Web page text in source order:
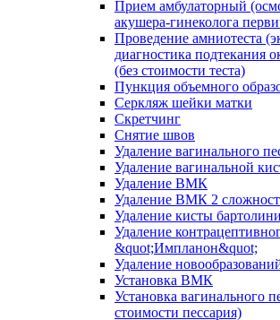
Прием амбулаторный
акушера-гинеколога
Проведение амниотеста
диагностика подтекания
(без стоимости теста)
Пункция объемного
Серкляж шейки матки
Скретчинг
Снятие швов
Удаление вагинального
Удаление вагинальной
Удаление ВМК
Удаление ВМК 2
Удаление кисты
Удаление
&quot;Импланон&quot;
Удаление
Установка ВМК
Установка вагинального
стоимости пессария)